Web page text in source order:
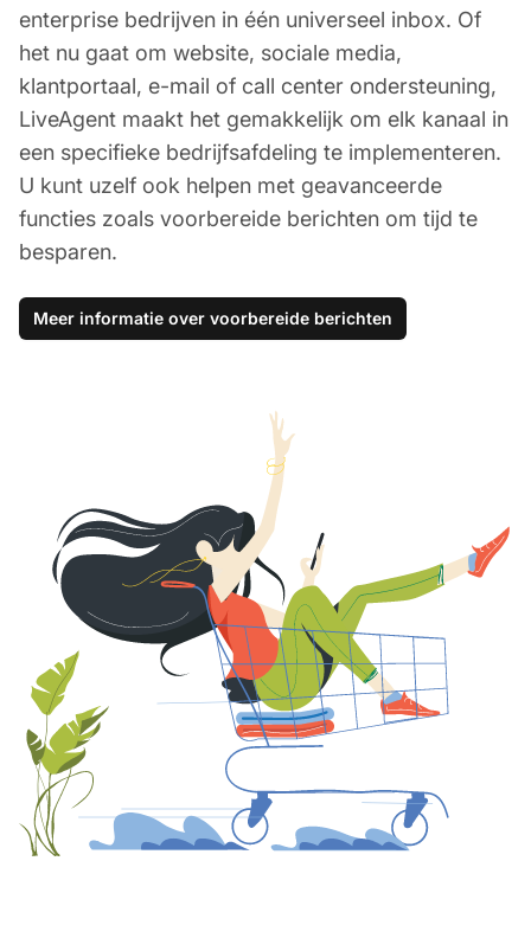
enterprise bedrijven in één universeel inbox. Of
het nu gaat om website, sociale media,
klantportaal, e-mail of call center ondersteuning,
LiveAgent maakt het gemakkelijk om elk kanaal in
een specifieke bedrijfsafdeling te implementeren.
U kunt uzelf ook helpen met geavanceerde
functies zoals voorbereide berichten om tijd te
besparen.
Meer informatie over voorbereide berichten